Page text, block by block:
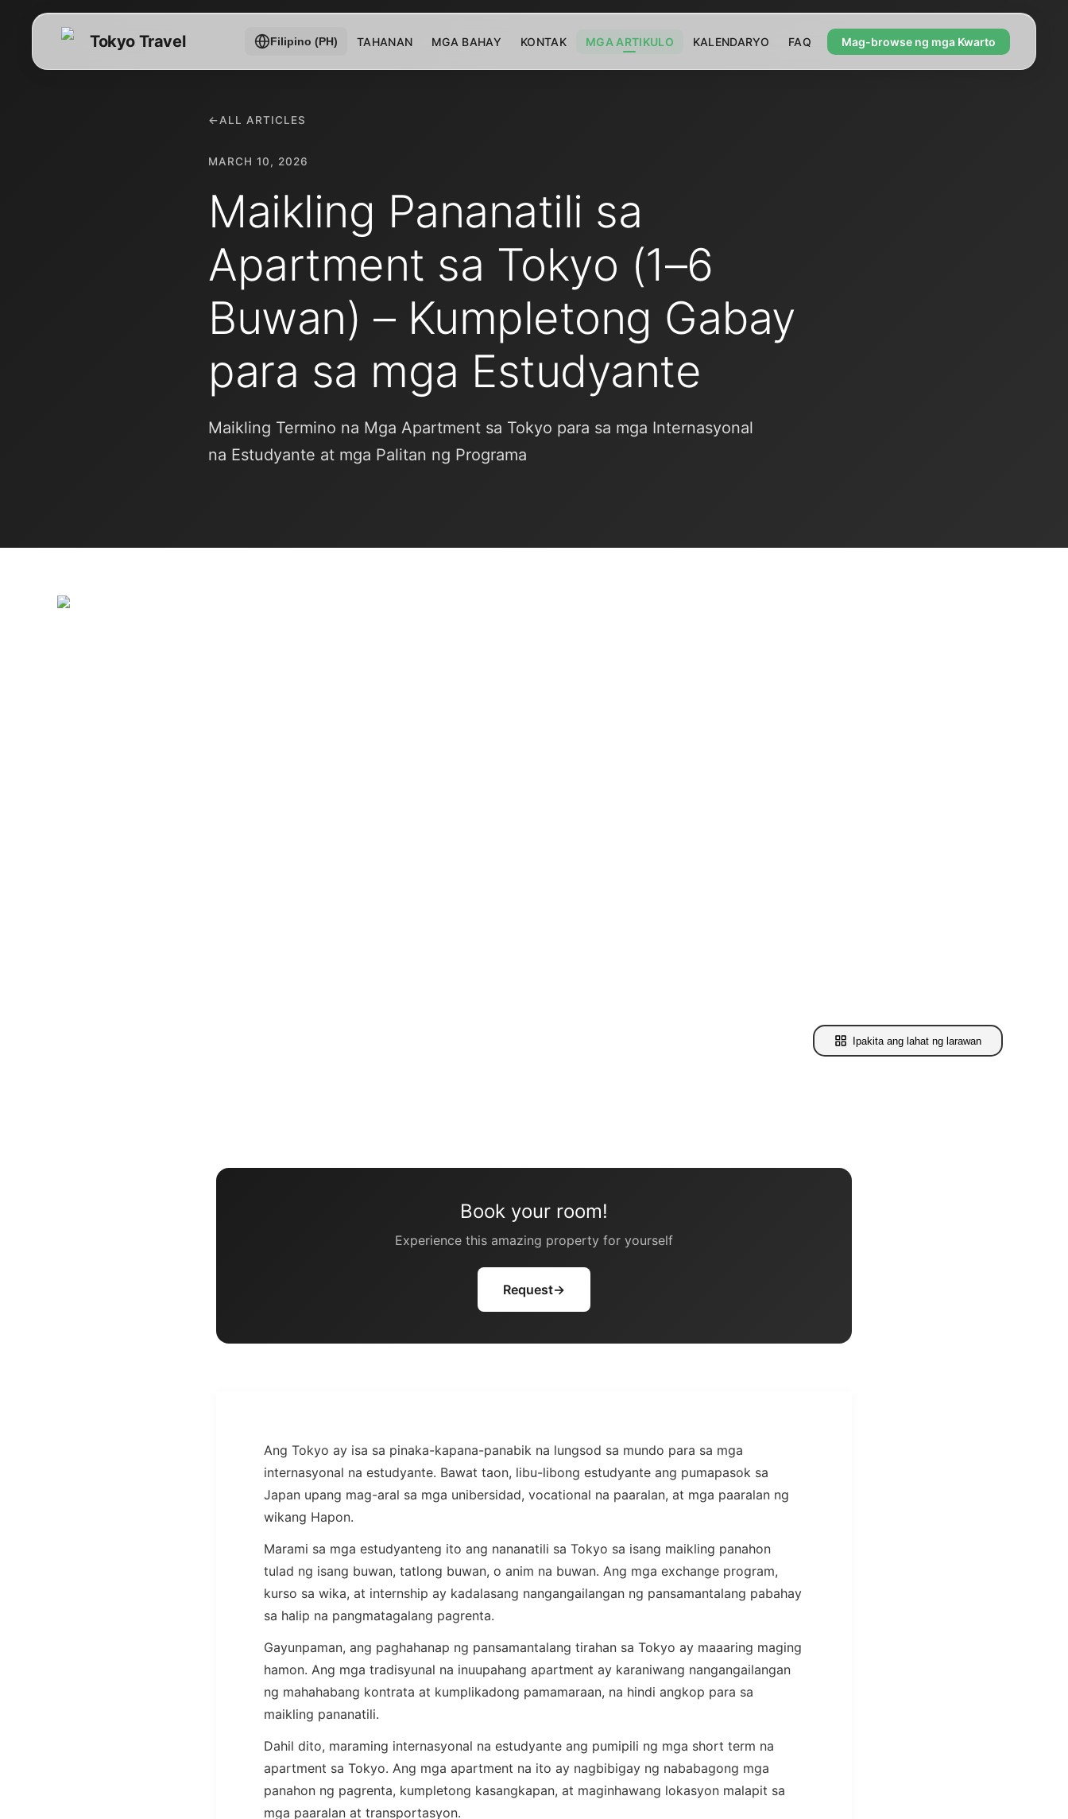
Tokyo Travel Filipino (PH) TAHANAN MGA BAHAY KONTAK MGA ARTIKULO KALENDARYO FAQ Mag-browse ng mga Kwarto
←ALL ARTICLES
MARCH 10, 2026
Maikling Pananatili sa
Apartment sa Tokyo (1–6
Buwan) – Kumpletong Gabay
para sa mga Estudyante
Maikling Termino na Mga Apartment sa Tokyo para sa mga Internasyonal
na Estudyante at mga Palitan ng Programa
Ipakita ang lahat ng larawan
Book your room!
Experience this amazing property for yourself
Request→
Ang Tokyo ay isa sa pinaka-kapana-panabik na lungsod sa mundo para sa mga
internasyonal na estudyante. Bawat taon, libu-libong estudyante ang pumapasok sa
Japan upang mag-aral sa mga unibersidad, vocational na paaralan, at mga paaralan ng
wikang Hapon.
Marami sa mga estudyanteng ito ang nananatili sa Tokyo sa isang maikling panahon
tulad ng isang buwan, tatlong buwan, o anim na buwan. Ang mga exchange program,
kurso sa wika, at internship ay kadalasang nangangailangan ng pansamantalang pabahay
sa halip na pangmatagalang pagrenta.
Gayunpaman, ang paghahanap ng pansamantalang tirahan sa Tokyo ay maaaring maging
hamon. Ang mga tradisyunal na inuupahang apartment ay karaniwang nangangailangan
ng mahahabang kontrata at kumplikadong pamamaraan, na hindi angkop para sa
maikling pananatili.
Dahil dito, maraming internasyonal na estudyante ang pumipili ng mga short term na
apartment sa Tokyo. Ang mga apartment na ito ay nagbibigay ng nababagong mga
panahon ng pagrenta, kumpletong kasangkapan, at maginhawang lokasyon malapit sa
mga paaralan at transportasyon.